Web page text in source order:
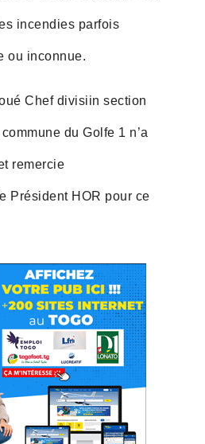
incendies parfois
ou inconnue.
Chef divisiin section
du Golfe 1 n’a
remercie
Président HOR pour ce